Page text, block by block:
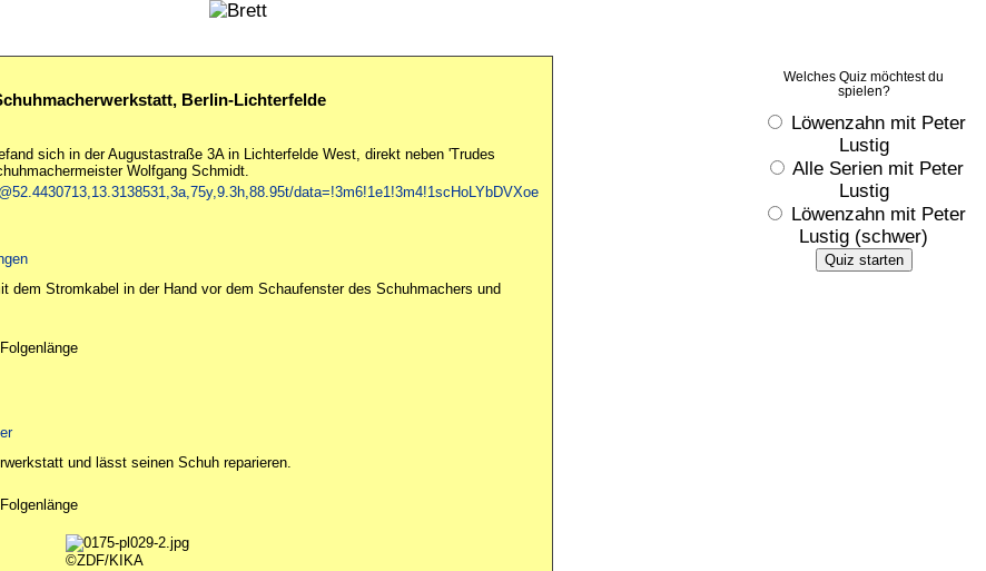
Welches Quiz möchtest du
spielen?
Löwenzahn mit Peter
Lustig
Alle Serien mit Peter
Lustig
Löwenzahn mit Peter
Lustig (schwer)
Quiz starten
Berlin-Lichterfelde
sich in der Augustastraße 3A in Lichterfelde West, direkt neben 'Trudes
Wolfgang Schmidt.
data=!3m6!1e1!3m4!1scHoLYbDVXoe
dem Stromkabel in der Hand vor dem Schaufenster des Schuhmachers und
und lässt seinen Schuh reparieren.
©ZDF/KIKA